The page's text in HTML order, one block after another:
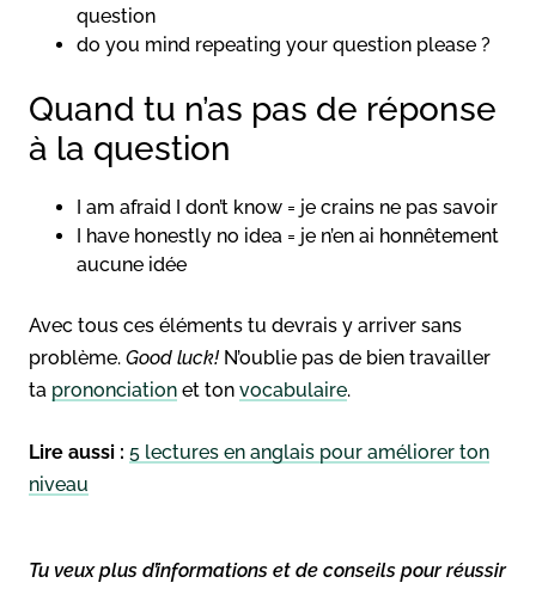
question
do you mind repeating your question please ?
Quand tu n’as pas de réponse
à la question
I am afraid I don’t know = je crains ne pas savoir
I have honestly no idea = je n’en ai honnêtement
aucune idée
Avec tous ces éléments tu devrais y arriver sans
problème. Good luck! N’oublie pas de bien travailler
ta prononciation et ton vocabulaire.
Lire aussi : 5 lectures en anglais pour améliorer ton
niveau
Tu veux plus d’informations et de conseils pour réussir